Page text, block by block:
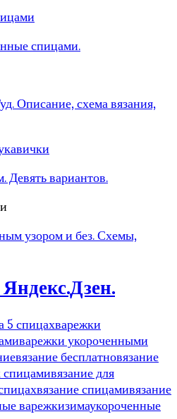
спицами.
Описание, схема вязания,
вариантов.
узором и без. Схемы,
5 спицахварежки
варежки укороченными
вязание бесплатновязание
спицамивязание для
вязание спицамивязание
варежкизимаукороченные